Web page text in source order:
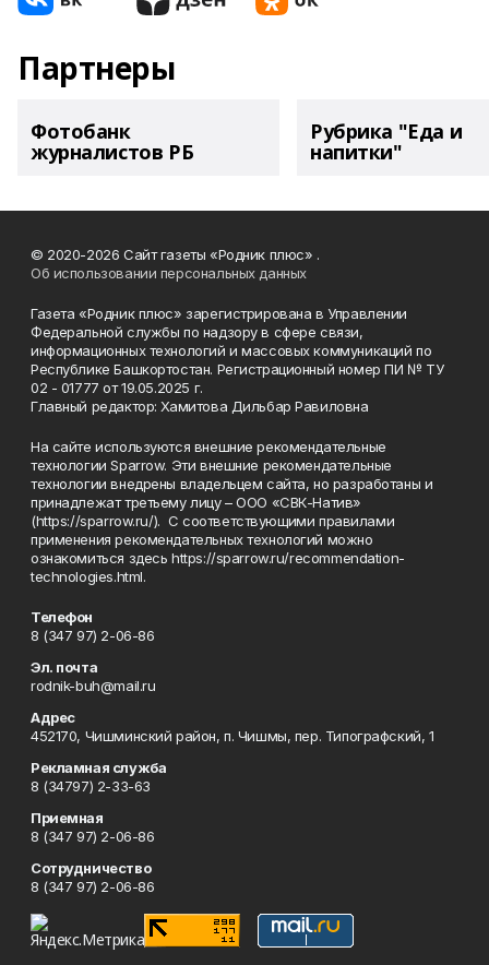
Партнеры
Фотобанк
журналистов РБ
Рубрика "Еда и
напитки"
© 2020-2026 Сайт газеты «Родник плюс» .
Об использовании персональных данных
Газета «Родник плюс» зарегистрирована в Управлении
Федеральной службы по надзору в сфере связи,
информационных технологий и массовых коммуникаций по
Республике Башкортостан. Регистрационный номер ПИ № ТУ
02 - 01777 от 19.05.2025 г.
Главный редактор: Хамитова Дильбар Равиловна
На сайте используются внешние рекомендательные
технологии Sparrow. Эти внешние рекомендательные
технологии внедрены владельцем сайта, но разработаны и
принадлежат третьему лицу – ООО «СВК-Натив»
(https://sparrow.ru/). С соответствующими правилами
применения рекомендательных технологий можно
ознакомиться здесь https://sparrow.ru/recommendation-
technologies.html.
Телефон
8 (347 97) 2-06-86
Эл. почта
rodnik-buh@mail.ru
Адрес
452170, Чишминский район, п. Чишмы, пер. Типографский, 1
Рекламная служба
8 (34797) 2-33-63
Приемная
8 (347 97) 2-06-86
Сотрудничество
8 (347 97) 2-06-86